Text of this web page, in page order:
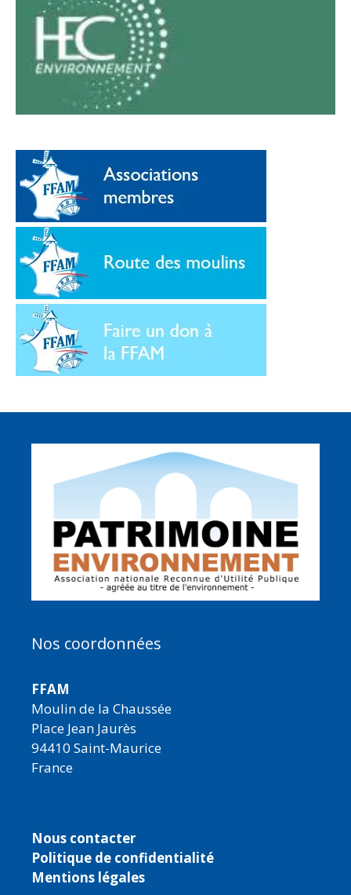
Nos coordonnées
FFAM
Moulin de la Chaussée
Place Jean Jaurès
94410 Saint-Maurice
France
Nous contacter
Politique de confidentialité
Mentions légales